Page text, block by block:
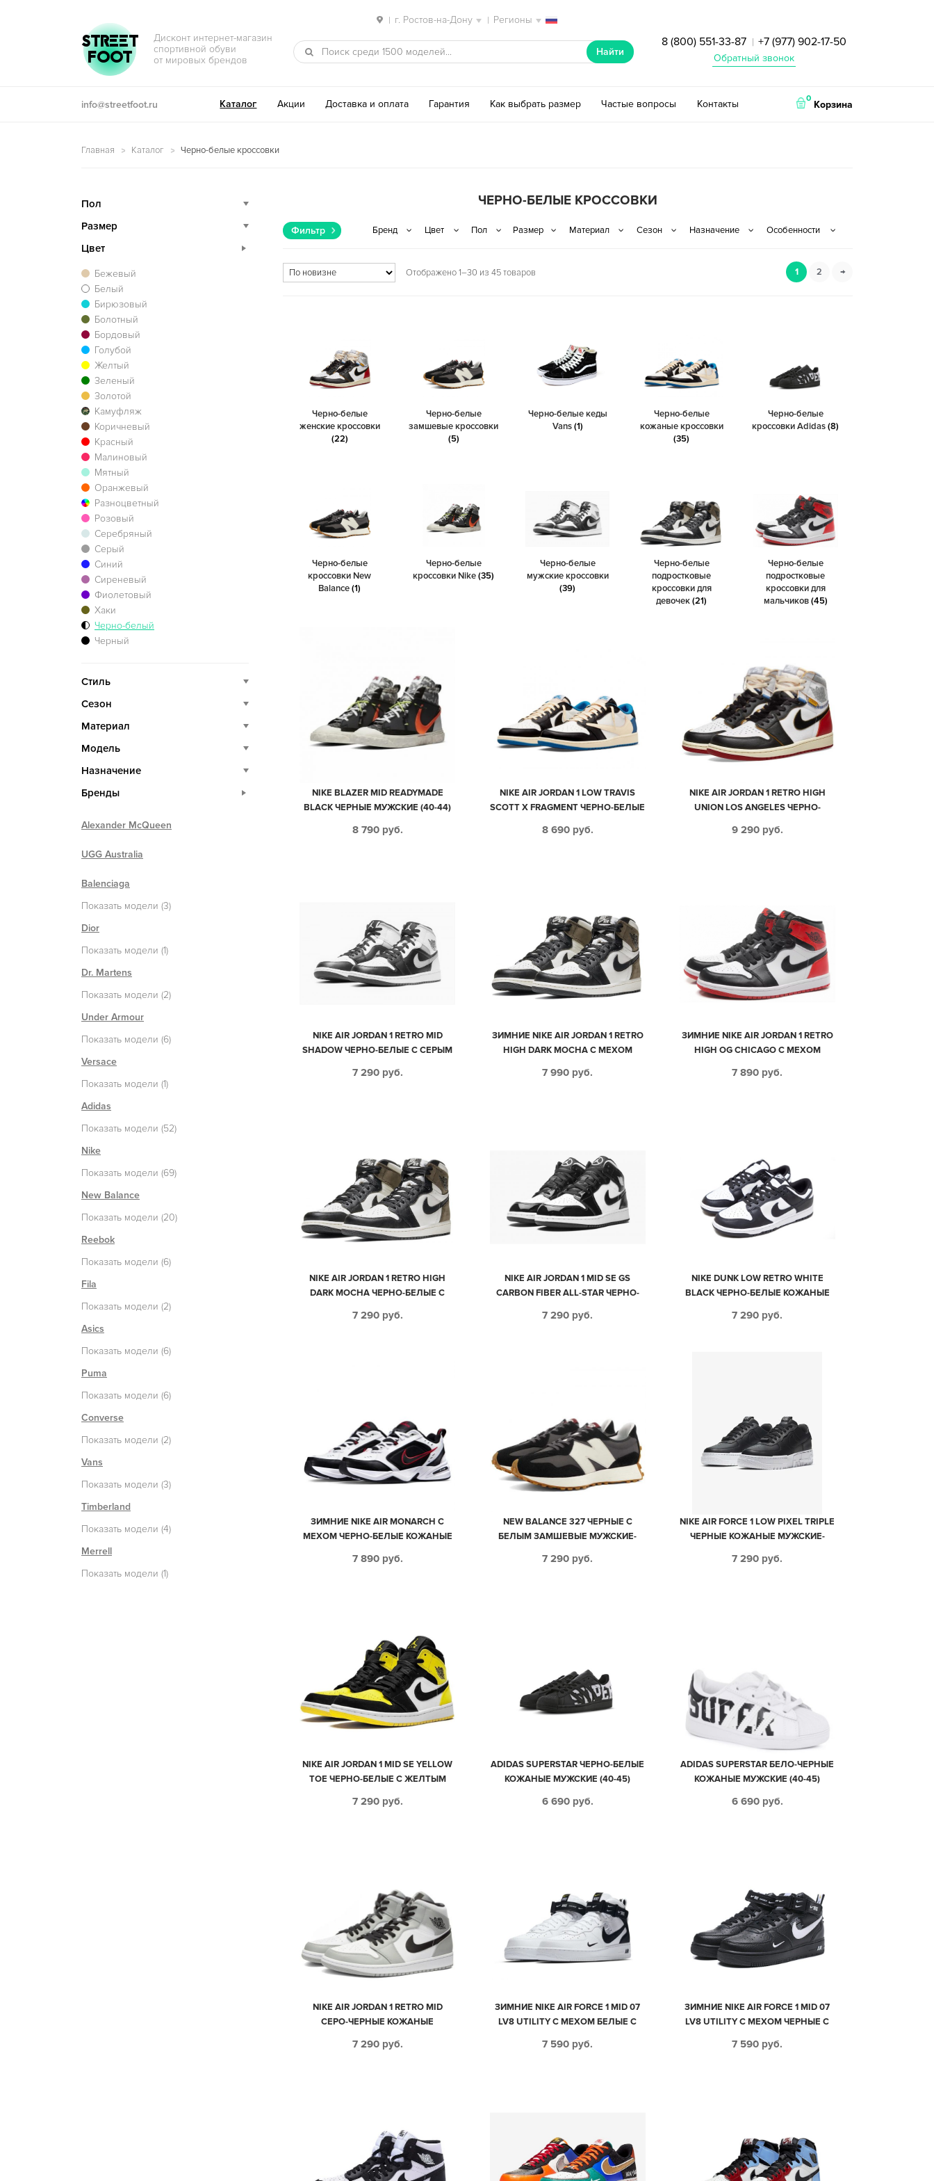
| г. Ростов-на-Дону | Регионы
Перейти к навигации
Перейти к содержимому
STREET
FOOT
Дисконт интернет-магазин
спортивной обуви
от мировых брендов
Найти
8 (800) 551-33-87 | +7 (977) 902-17-50
Обратный звонок
info@streetfoot.ru Каталог Акции Доставка и оплата Гарантия Как выбрать размер Частые вопросы Контакты 0
Корзина
Главная Каталог Черно-белые кроссовки
ЧЕРНО-БЕЛЫЕ КРОССОВКИ
Фильтр
Отображено 1–30 из 45 товаров 1 2 →
Черно-белые
женские кроссовки
(22)
Черно-белые
замшевые кроссовки
(5)
Черно-белые кеды
Vans(1)
Черно-белые
кожаные кроссовки
(35)
Черно-белые
кроссовки Adidas(8)
Черно-белые
кроссовки New
Balance(1)
Черно-белые
кроссовки Nike(35)
Черно-белые
мужские кроссовки
(39)
Черно-белые
подростковые
кроссовки для
девочек(21)
Черно-белые
подростковые
кроссовки для
мальчиков(45)
NIKE BLAZER MID READYMADE
BLACK ЧЕРНЫЕ МУЖСКИЕ (40-44)
8 790 руб.
NIKE AIR JORDAN 1 LOW TRAVIS
SCOTT X FRAGMENT ЧЕРНО-БЕЛЫЕ
(40-44)
8 690 руб.
NIKE AIR JORDAN 1 RETRO HIGH
UNION LOS ANGELES ЧЕРНО-
МУЖСКИЕ-ЖЕНСКИЕ (35-44)
9 290 руб.
NIKE AIR JORDAN 1 RETRO MID
SHADOW ЧЕРНО-БЕЛЫЕ С СЕРЫМ
(35-44)
7 290 руб.
ЗИМНИЕ NIKE AIR JORDAN 1 RETRO
HIGH DARK MOCHA С МЕХОМ
КОЖА-НУБУК ЖЕНСКИЕ (35-40)
7 990 руб.
ЗИМНИЕ NIKE AIR JORDAN 1 RETRO
HIGH OG CHICAGO С МЕХОМ
КОЖАНЫЕ МУЖСКИЕ-ЖЕНСКИЕ
7 890 руб.
NIKE AIR JORDAN 1 RETRO HIGH
DARK MOCHA ЧЕРНО-БЕЛЫЕ С
ЖЕНСКИЕ (35-39)
7 290 руб.
NIKE AIR JORDAN 1 MID SE GS
CARBON FIBER ALL-STAR ЧЕРНО-
39)
7 290 руб.
NIKE DUNK LOW RETRO WHITE
BLACK ЧЕРНО-БЕЛЫЕ КОЖАНЫЕ
7 290 руб.
ЗИМНИЕ NIKE AIR MONARCH С
МЕХОМ ЧЕРНО-БЕЛЫЕ КОЖАНЫЕ
7 890 руб.
NEW BALANCE 327 ЧЕРНЫЕ С
БЕЛЫМ ЗАМШЕВЫЕ МУЖСКИЕ-
7 290 руб.
NIKE AIR FORCE 1 LOW PIXEL TRIPLE
ЧЕРНЫЕ КОЖАНЫЕ МУЖСКИЕ-
7 290 руб.
NIKE AIR JORDAN 1 MID SE YELLOW
TOE ЧЕРНО-БЕЛЫЕ С ЖЕЛТЫМ
7 290 руб.
ADIDAS SUPERSTAR ЧЕРНО-БЕЛЫЕ
КОЖАНЫЕ МУЖСКИЕ (40-45)
6 690 руб.
ADIDAS SUPERSTAR БЕЛО-ЧЕРНЫЕ
КОЖАНЫЕ МУЖСКИЕ (40-45)
6 690 руб.
NIKE AIR JORDAN 1 RETRO MID
СЕРО-ЧЕРНЫЕ КОЖАНЫЕ
7 290 руб.
ЗИМНИЕ NIKE AIR FORCE 1 MID 07
LV8 UTILITY С МЕХОМ БЕЛЫЕ С
ЖЕНСКИЕ (35-44)
7 590 руб.
ЗИМНИЕ NIKE AIR FORCE 1 MID 07
LV8 UTILITY С МЕХОМ ЧЕРНЫЕ С
ЖЕНСКИЕ (35-45)
7 590 руб.
Пол
Размер
Цвет
Бежевый
Белый
Бирюзовый
Болотный
Бордовый
Голубой
Желтый
Зеленый
Золотой
Камуфляж
Коричневый
Красный
Малиновый
Мятный
Оранжевый
Разноцветный
Розовый
Серебряный
Серый
Синий
Сиреневый
Фиолетовый
Хаки
Черно-белый
Черный
Стиль
Сезон
Материал
Модель
Назначение
Бренды
Alexander McQueen
UGG Australia
Balenciaga
Показать модели (3)
Dior
Показать модели (1)
Dr. Martens
Показать модели (2)
Under Armour
Показать модели (6)
Versace
Показать модели (1)
Adidas
Показать модели (52)
Nike
Показать модели (69)
New Balance
Показать модели (20)
Reebok
Показать модели (6)
Fila
Показать модели (2)
Asics
Показать модели (6)
Puma
Показать модели (6)
Converse
Показать модели (2)
Vans
Показать модели (3)
Timberland
Показать модели (4)
Merrell
Показать модели (1)